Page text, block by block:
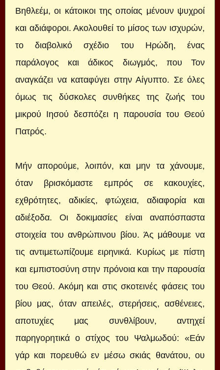
Βηθλεέμ, οι κάτοικοι της οποίας μένουν ψυχροί
και αδιάφοροι. Ακολουθεί το μίσος των ισχυρών,
το διαβολικό σχέδιο του Ηρώδη, ένας
παράλογος και άδικος διωγμός, που Τον
αναγκάζει να καταφύγει στην Αίγυπτο. Σε όλες
όμως τις δύσκολες συνθήκες της ζωής του
μικρού Ιησού δεσπόζει η παρουσία του Θεού
Πατρός.
Μήν απορούμε, λοιπόν, και μην τα χάνουμε,
όταν βρισκόμαστε εμπρός σε κακουχίες,
εχθρότητες, αδικίες, φτώχεια, αδιαφορία και
αδιέξοδα. Οι δοκιμασίες είναι αναπόσπαστα
στοιχεία του ανθρώπινου βίου. Άς μάθουμε να
τις αντιμετωπίζουμε ειρηνικά. Κυρίως με πίστη
και εμπιστοσύνη στην πρόνοια και την παρουσία
του Θεού. Ακόμη και στις σκοτεινές φάσεις του
βίου μας, όταν απειλές, στερήσεις, ασθένειες,
αποτυχίες μας συνθλίβουν, αντηχεί
παρηγορητικά ο στίχος του Ψαλμωδού: «Εάν
γάρ και πορευθώ εν μέσω σκιάς θανάτου, ου